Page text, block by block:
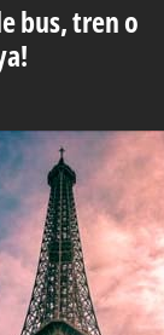
bus, tren o